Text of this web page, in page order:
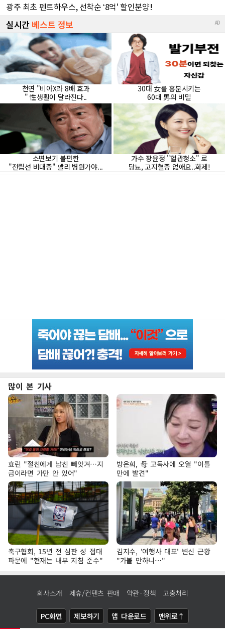
많이 본 기사
효린 "절친에게 남친 빼앗겨…지
금이라면 가만 안 있어"
방은희, 母 고독사에 오열 "이틀
만에 발견"
축구협회, 15년 전 심판 성 접대
파문에 "현재는 내부 지침 준수"
김지수, '여행사 대표' 변신 근황
"가볼 만하니…"
회사소개 제휴/컨텐츠 판매 약관·정책 고충처리
PC화면 제보하기 앱 다운로드 맨위로↑